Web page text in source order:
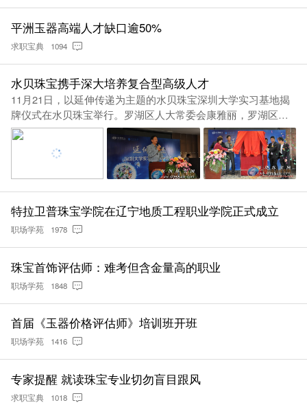
平洲玉器高端人才缺口逾50%
求职宝典 1094
水贝珠宝携手深大培养复合型高级人才
11月21日，以延伸传递为主题的水贝珠宝深圳大学实习基地揭
牌仪式在水贝珠宝举行。罗湖区人大常委会康雅丽，罗湖区人
力资源局何睦
特拉卫普珠宝学院在辽宁地质工程职业学院正式成立
职场学苑 1978
珠宝首饰评估师：难考但含金量高的职业
职场学苑 1848
首届《玉器价格评估师》培训班开班
职场学苑 1416
专家提醒 就读珠宝专业切勿盲目跟风
求职宝典 1018